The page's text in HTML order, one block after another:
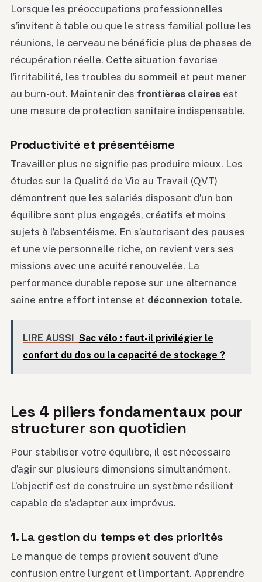
Lorsque les préoccupations professionnelles
s’invitent à table ou que le stress familial pollue les
réunions, le cerveau ne bénéficie plus de phases de
récupération réelle. Cette situation favorise
l’irritabilité, les troubles du sommeil et peut mener
au burn-out. Maintenir des frontières claires est
une mesure de protection sanitaire indispensable.
Productivité et présentéisme
Travailler plus ne signifie pas produire mieux. Les
études sur la Qualité de Vie au Travail (QVT)
démontrent que les salariés disposant d’un bon
équilibre sont plus engagés, créatifs et moins
sujets à l’absentéisme. En s’autorisant des pauses
et une vie personnelle riche, on revient vers ses
missions avec une acuité renouvelée. La
performance durable repose sur une alternance
saine entre effort intense et déconnexion totale.
LIRE AUSSI Sac vélo : faut-il privilégier le
confort du dos ou la capacité de stockage ?
Les 4 piliers fondamentaux pour
structurer son quotidien
Pour stabiliser votre équilibre, il est nécessaire
d’agir sur plusieurs dimensions simultanément.
L’objectif est de construire un système résilient
capable de s’adapter aux imprévus.
1. La gestion du temps et des priorités
Le manque de temps provient souvent d’une
confusion entre l’urgent et l’important. Apprendre